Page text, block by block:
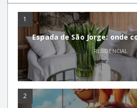
1
Espada de São Jorge: onde
RESIDENCIAL
2